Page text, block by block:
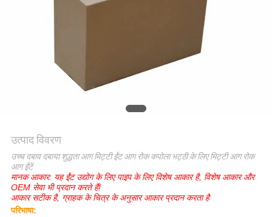
गोपनीयता
उत्पाद विवरण
उच्च दबाव दबाया शुद्धता आग मिट्टी ईंट आग रोक कपोला भट्ठी के लिए मिट्टी आग रोक
आग ईंटें
मानक आकार: यह ईंट उद्योग के लिए पाइप के लिए विशेष आकार है, विशेष आकार और
OEM सेवा भी प्रदान करते हैं!
आकार सटीक है, ग्राहक के चित्र के अनुसार आकार प्रदान करता है
परिभाषा: